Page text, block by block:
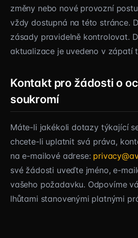
změny nebo nové provozní
vždy dostupná na této stránce.
zásady pravidelně kontrolovat.
aktualizace je uvedeno v zápatí
Kontakt pro žádosti o
soukromí
Máte-li jakékoli dotazy týkající
chcete-li uplatnit svá práva,
na e-mailové adrese:
své žádosti uveďte jméno, e-
vašeho požadavku. Odpovíme
lhůtami stanovenými platnými